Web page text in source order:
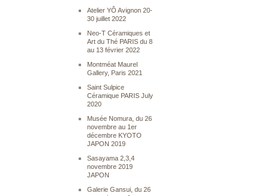
Atelier YÔ Avignon 20-
30 juillet 2022
Neo-T Céramiques et
Art du Thé PARIS du 8
au 13 février 2022
Montméat Maurel
Gallery, Paris 2021
Saint Sulpice
Céramique PARIS July
2020
Musée Nomura, du 26
novembre au 1er
décembre KYOTO
JAPON 2019
Sasayama 2,3,4
novembre 2019
JAPON
Galerie Gansui, du 26